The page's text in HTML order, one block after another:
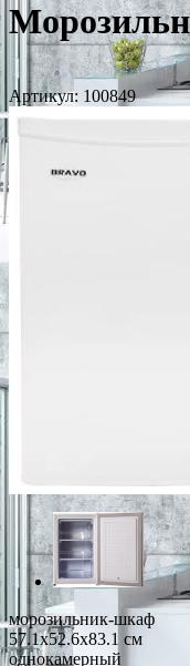
Артикул: 100849
морозильник-шкаф
57.1x52.6x83.1 см
однокамерный